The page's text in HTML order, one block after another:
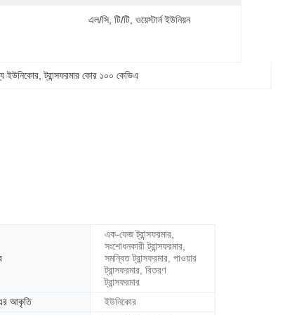
এল/সি, টি/টি, ওয়েস্টার্ন ইউনিয়ন
ইউনিকোর , ট্রান্সফরমার কোর ১০০ কেভিএ
এক-ফেজ ট্রান্সফরমার,
সংশোধনকারী ট্রান্সফরমার,
সমন্বিত ট্রান্সফরমার, পাওয়ার
ট্রান্সফরমার, বিতরণ
ট্রান্সফরমার
আকৃতি ইউনিকোর